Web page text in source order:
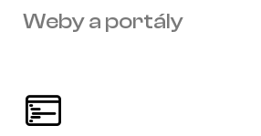
Weby a portály